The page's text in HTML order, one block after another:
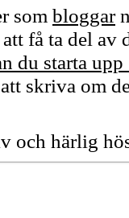
som bloggar
få ta del av
du starta upp
skriva om
och härlig